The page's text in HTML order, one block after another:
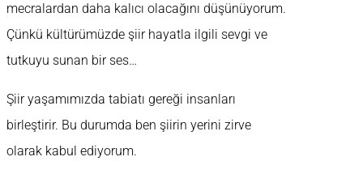
mecralardan daha kalıcı olacağını düşünüyorum.
Çünkü kültürümüzde şiir hayatla ilgili sevgi ve
tutkuyu sunan bir ses…
Şiir yaşamımızda tabiatı gereği insanları
birleştirir. Bu durumda ben şiirin yerini zirve
olarak kabul ediyorum.